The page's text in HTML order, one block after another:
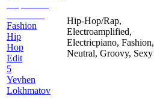
Fashion
Hip
Hop
Edit
5
Yevhen
Lokhmatov
Hip-Hop/Rap,
Electroamplified,
Electricpiano, Fashion,
Neutral, Groovy, Sexy